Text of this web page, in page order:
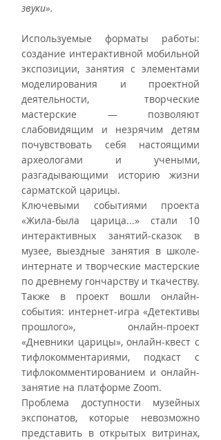
звуки».
Используемые форматы работы:
создание интерактивной мобильной
экспозиции, занятия с элементами
моделирования и проектной
деятельности, творческие
мастерские — позволяют
слабовидящим и незрячим детям
почувствовать себя настоящими
археологами и учеными,
разгадывающими историю жизни
сарматской царицы.
Ключевыми событиями проекта
«Жила-была царица...» стали 10
интерактивных занятий-сказок в
музее, выездные занятия в школе-
интернате и творческие мастерские
по древнему гончарству и ткачеству.
Также в проект вошли онлайн-
события: интернет-игра «Детективы
прошлого», онлайн-проект
«Дневники царицы», онлайн-квест с
тифлокомментариями, подкаст с
тифлокомментированием и онлайн-
занятие на платформе Zoom.
Проблема доступности музейных
экспонатов, которые невозможно
представить в открытых витринах,